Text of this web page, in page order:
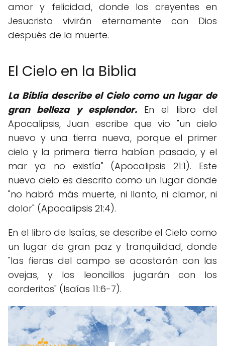
amor y felicidad, donde los creyentes en
Jesucristo vivirán eternamente con Dios
después de la muerte.
El Cielo en la Biblia
La Biblia describe el Cielo como un lugar de
gran belleza y esplendor. En el libro del
Apocalipsis, Juan escribe que vio "un cielo
nuevo y una tierra nueva, porque el primer
cielo y la primera tierra habían pasado, y el
mar ya no existía" (Apocalipsis 21:1). Este
nuevo cielo es descrito como un lugar donde
"no habrá más muerte, ni llanto, ni clamor, ni
dolor" (Apocalipsis 21:4).
En el libro de Isaías, se describe el Cielo como
un lugar de gran paz y tranquilidad, donde
"las fieras del campo se acostarán con las
ovejas, y los leoncillos jugarán con los
corderitos" (Isaías 11:6-7).